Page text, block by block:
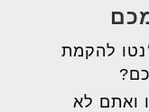
להקמת
ואתם לא